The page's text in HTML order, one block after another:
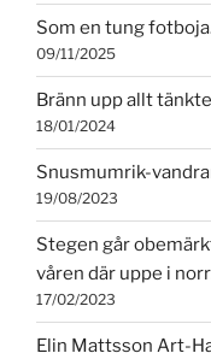
Som en tung
09/11/2025
Bränn upp allt
18/01/2024
Snusmumrik-
19/08/2023
Stegen går
våren där uppe i
17/02/2023
Elin Mattsson Art-